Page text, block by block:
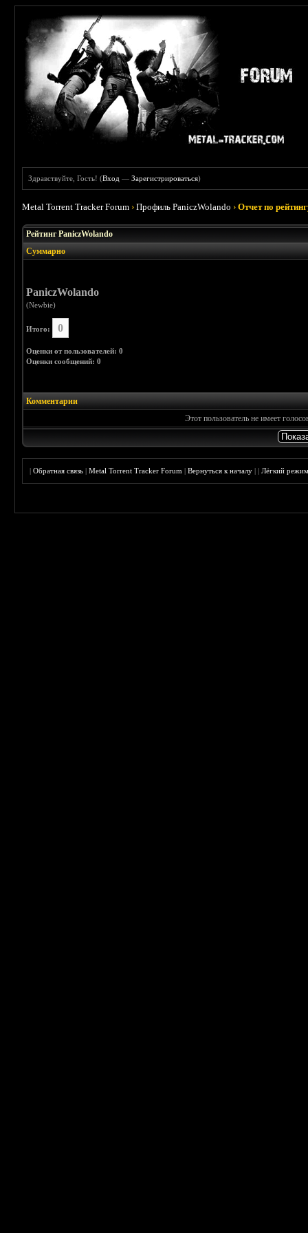
Здравствуйте, Гость! (Вход —Зарегистрироваться)
Metal Torrent Tracker Forum ›Профиль PaniczWolando ›Отчет по
Рейтинг PaniczWolando
Суммарно
PaniczWolando
(Newbie)
Итого: 0
Оценки от пользователей: 0
Оценки сообщений: 0
Комментарии
Этот пользователь не имеет
|Обратная связь |Metal Torrent Tracker Forum |Вернуться к началу ||Лёгкий